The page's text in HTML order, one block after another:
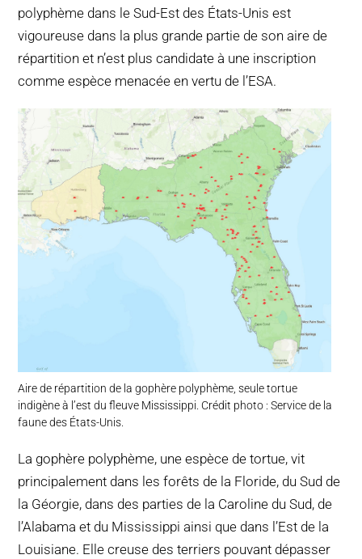
polyphème dans le Sud-Est des États-Unis est
vigoureuse dans la plus grande partie de son aire de
répartition et n’est plus candidate à une inscription
comme espèce menacée en vertu de l’ESA.
Aire de répartition de la gophère polyphème, seule tortue
indigène à l’est du fleuve Mississippi. Crédit photo : Service de la
faune des États-Unis.
La gophère polyphème, une espèce de tortue, vit
principalement dans les forêts de la Floride, du Sud de
la Géorgie, dans des parties de la Caroline du Sud, de
l’Alabama et du Mississippi ainsi que dans l’Est de la
Louisiane. Elle creuse des terriers pouvant dépasser